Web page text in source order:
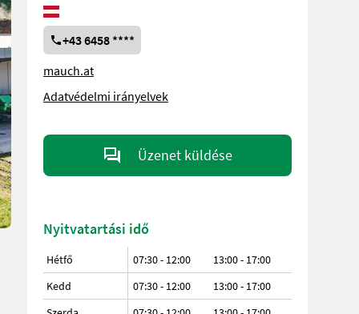
+43 6458 ****
mauch.at
Adatvédelmi irányelvek
Üzenet küldése
Nyitvatartási idő
Hétfő 07:30 - 12:00
13:00 - 17:00
Kedd
07:30 - 12:00
13:00 - 17:00